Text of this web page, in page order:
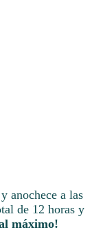
anochece a las
de 12 horas y
máximo!